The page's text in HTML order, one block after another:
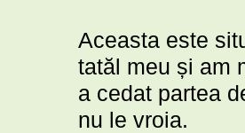
Aceasta este
tatăl meu și am
a cedat partea
nu le vroia.